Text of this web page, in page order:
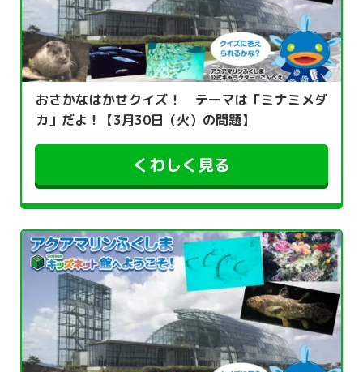
おさかなはかせクイズ！ テーマは「ミナミメダ
カ」だよ！【3月30日（火）の問題】
くわしく見る